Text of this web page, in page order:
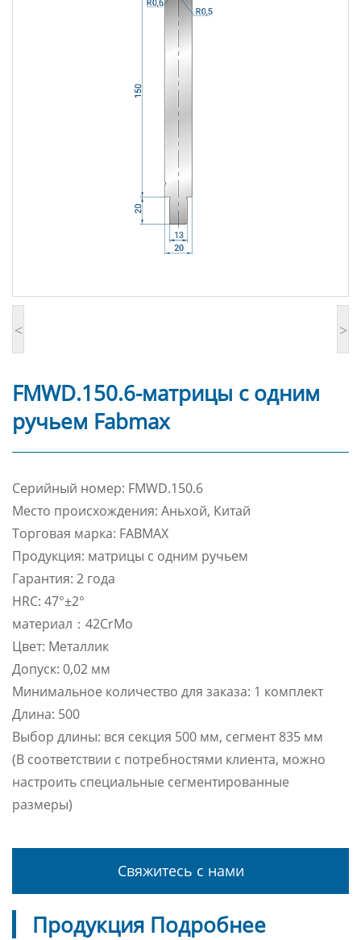
< >
FMWD.150.6-матрицы с одним
ручьем Fabmax
Cерийный номер: FMWD.150.6
Место происхождения: Аньхой, Китай
Торговая марка: FABMAX
Продукция: матрицы с одним ручьем
Гарантия: 2 года
HRC: 47°±2°
материал：42CrMo
Цвет: Металлик
Допуск: 0,02 мм
Минимальное количество для заказа: 1 комплект
Длина: 500
Выбор длины: вся секция 500 мм, сегмент 835 мм
(В соответствии с потребностями клиента, можно
настроить специальные сегментированные
размеры)
Свяжитесь с нами
Продукция Подробнее